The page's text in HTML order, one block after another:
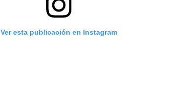
Ver esta publicación en Instagram